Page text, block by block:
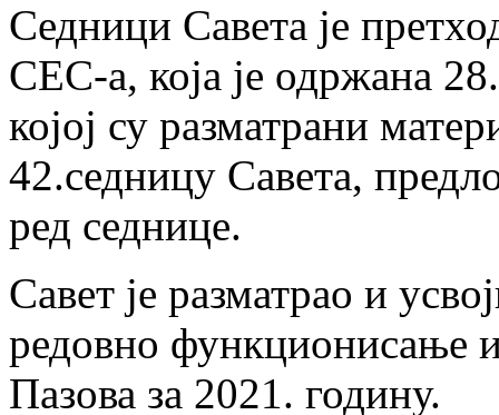
Седници Савета је
СЕС-а, која је одржана
којој су разматрани
42.седницу Савета,
ред седнице.
Савет је разматрао и
редовно функционисање
Пазова за 2021. годину.